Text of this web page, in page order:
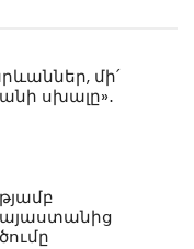
մի՛
սխալը»․